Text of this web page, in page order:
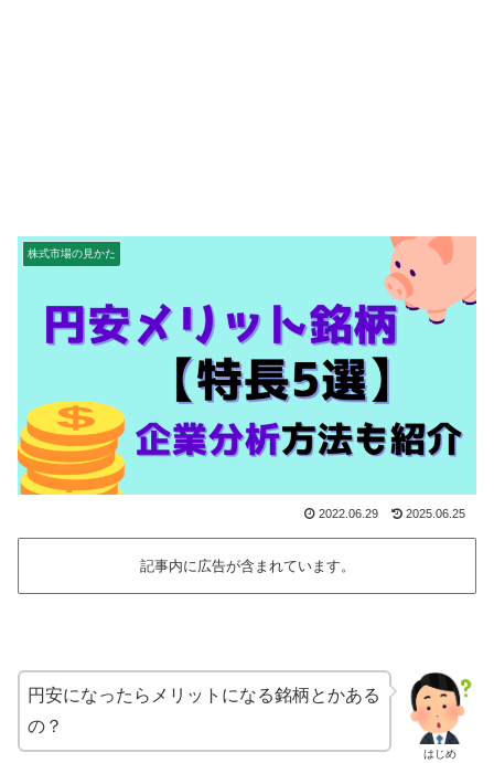
株式市場の見かた
2022.06.29 2025.06.25
記事内に広告が含まれています。
はじめ
円安になったらメリットになる銘柄とかある
の？